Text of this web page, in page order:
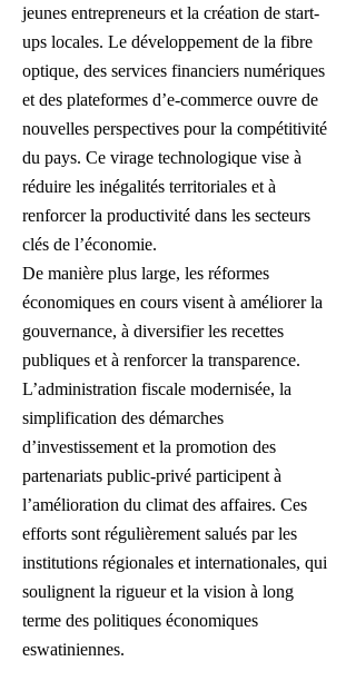
jeunes entrepreneurs et la création de start-
ups locales. Le développement de la fibre
optique, des services financiers numériques
et des plateformes d’e-commerce ouvre de
nouvelles perspectives pour la compétitivité
du pays. Ce virage technologique vise à
réduire les inégalités territoriales et à
renforcer la productivité dans les secteurs
clés de l’économie.
De manière plus large, les réformes
économiques en cours visent à améliorer la
gouvernance, à diversifier les recettes
publiques et à renforcer la transparence.
L’administration fiscale modernisée, la
simplification des démarches
d’investissement et la promotion des
partenariats public-privé participent à
l’amélioration du climat des affaires. Ces
efforts sont régulièrement salués par les
institutions régionales et internationales, qui
soulignent la rigueur et la vision à long
terme des politiques économiques
eswatiniennes.